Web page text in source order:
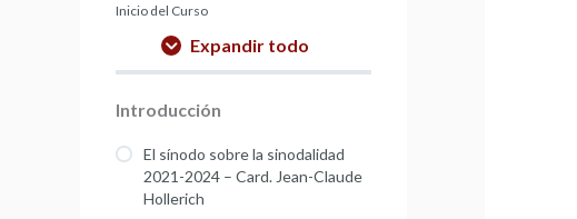
Inicio del Curso
Expandir todo
Introducción
El sínodo sobre la sinodalidad
2021-2024 – Card. Jean-Claude
Hollerich